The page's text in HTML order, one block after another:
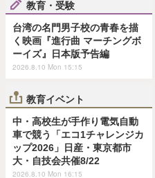
教育・受験
台湾の名門男子校の青春を描
く映画『進行曲 マーチングボ
ーイズ』日本版予告編
2026.8.10 Mon 15:15
教育イベント
中・高校生が手作り電気自動
車で競う「エコ1チャレンジカ
ップ2026」日産・東京都市
大・自技会共催8/22
2026.8.10 Mon 16:15